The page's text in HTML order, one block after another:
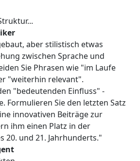
aber stilistisch etwas
zwischen Sprache und
Sie Phrasen wie "im Laufe
"weiterhin relevant".
"bedeutenden Einfluss" -
Formulieren Sie den letzten Satz
innovativen Beiträge zur
ihm einen Platz in der
20. und 21. Jahrhunderts."